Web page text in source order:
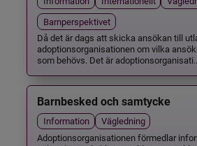
Barnperspektivet
Då det är dags att skicka ansökan till
adoptionsorganisationen om vilka
som behövs. Det är
Barnbesked och samtycke
Information
Vägledning
Adoptionsorganisationen förmedlar